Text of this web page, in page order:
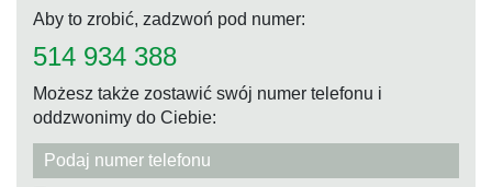
Aby to zrobić, zadzwoń pod numer:
514 934 388
Możesz także zostawić swój numer telefonu i
oddzwonimy do Ciebie: